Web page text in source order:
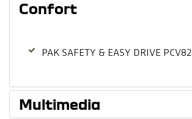
Confort
PAK SAFETY & EASY DRIVE PCV82
Multimedia